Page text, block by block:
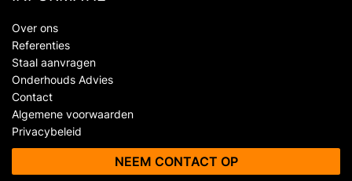
Over ons
Referenties
Staal aanvragen
Onderhouds Advies
Contact
Algemene voorwaarden
Privacybeleid
NEEM CONTACT OP